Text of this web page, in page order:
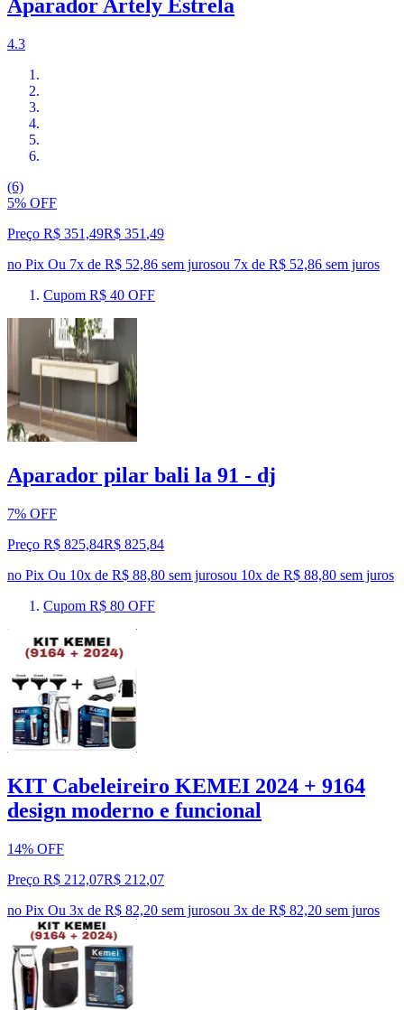
Aparador Artely Estrela
4.3
(6)
5% OFF
Preço R$ 351,49R$ 351 ,49
no Pix Ou 7x de R$ 52,86 sem jurosou 7x de R$ 52,86 sem juros
Cupom R$ 40 OFF
Aparador pilar bali la 91 - dj
7% OFF
Preço R$ 825,84R$ 825,84
no Pix Ou 10x de R$ 88,80 sem jurosou 10x de R$ 88,80 sem juros
Cupom R$ 80 OFF
KIT Cabeleireiro KEMEI 2024 + 9164
design moderno e funcional
14% OFF
Preço R$ 212,07R$ 212,07
no Pix Ou 3x de R$ 82,20 sem jurosou 3x de R$ 82,20 sem juros